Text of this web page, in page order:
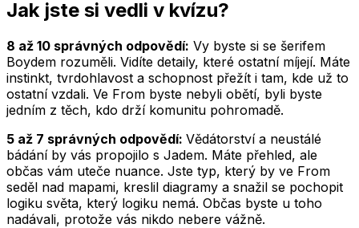
Jak jste si vedli v kvízu?
8 až 10 správných odpovědí: Vy byste si se šerifem
Boydem rozuměli. Vidíte detaily, které ostatní míjejí. Máte
instinkt, tvrdohlavost a schopnost přežít i tam, kde už to
ostatní vzdali. Ve From byste nebyli obětí, byli byste
jedním z těch, kdo drží komunitu pohromadě.
5 až 7 správných odpovědí: Vědátorství a neustálé
bádání by vás propojilo s Jadem. Máte přehled, ale
občas vám uteče nuance. Jste typ, který by ve From
seděl nad mapami, kreslil diagramy a snažil se pochopit
logiku světa, který logiku nemá. Občas byste u toho
nadávali, protože vás nikdo nebere vážně.